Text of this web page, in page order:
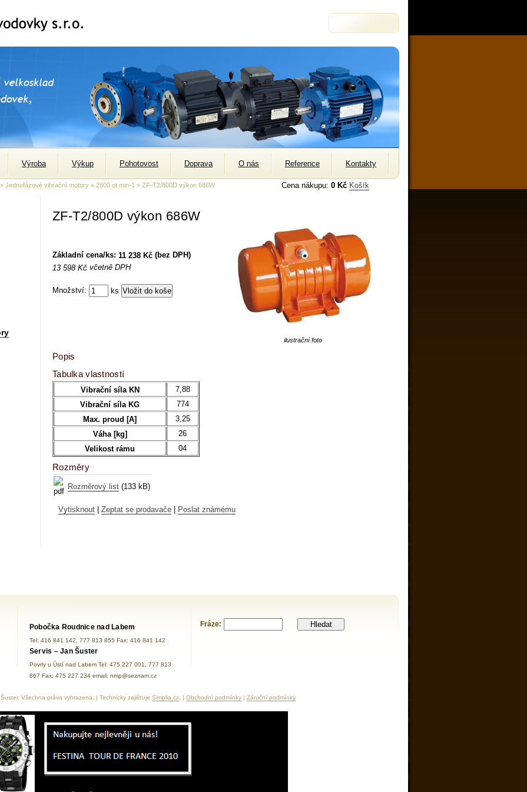
Výroba Výkup Pohotovost Doprava O nás Reference Kontakty
Cena nákupu: 0 Kč Košík
» Jednofázové vibrační motory » 2800 ot min-1 » ZF-T2/800D výkon 686W
ZF-T2/800D výkon 686W
Základní cena/ks: 11 238 Kč (bez DPH)
13 598 Kč včetně DPH
Množství: ks
ilustrační foto
Popis
Tabulka vlastností
Vibrační síla KN
7,88
Vibrační síla KG
774
Max. proud [A]
3,25
Váha [kg]
26
Velikost rámu
04
Rozměry
Rozměrový list (133 kB)
Vytisknout Zeptat se prodavače Poslat známému
Pobočka Roudnice nad Labem
Tel: 416 841 142, 777 813 855 Fax: 416 841 142
Servis – Jan Šuster
Povrly u Ústí nad Labem Tel: 475 227 001, 777 813
867 Fax: 475 227 234 email: nmp@seznam.cz
Fráze: Hledat
Všechna práva vyhrazena. | Technicky zajišťuje Simplia.cz . | Obchodní podmínky | Záruční podmínky